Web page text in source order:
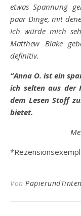
etwas Spannung
paar Dinge, mit
Ich würde mich
Matthew Blake
definitiv.
“Anna O. ist ein
ich selten aus der
dem Lesen Stoff
bietet.
Von